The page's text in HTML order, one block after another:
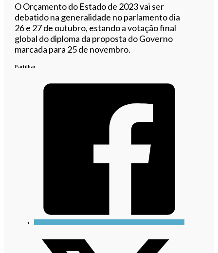
O Orçamento do Estado de 2023 vai ser
debatido na generalidade no parlamento dia
26 e 27 de outubro, estando a votação final
global do diploma da proposta do Governo
marcada para 25 de novembro.
Partilhar